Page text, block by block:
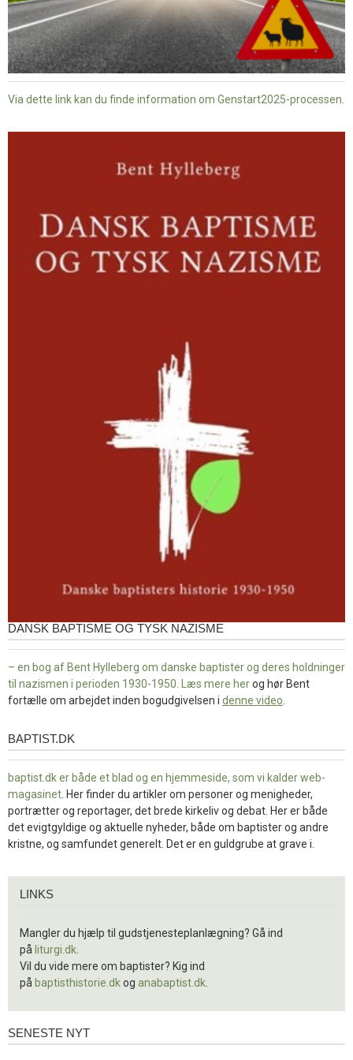
Via dette link kan du finde information om Genstart2025-processen.
DANSK BAPTISME OG TYSK NAZISME
– en bog af Bent Hylleberg om danske baptister og deres holdninger
til nazismen i perioden 1930-1950. Læs mere herog hør Bent
fortælle om arbejdet inden bogudgivelsen i denne video
baptist.dk
BAPTIST.DK
baptist.dk er både et blad og en hjemmeside, som vi kalder web-
magasinet . Her finder du artikler om personer og menigheder,
portrætter og reportager, det brede kirkeliv og debat. Her er både
det evigtgyldige og aktuelle nyheder, både om baptister og andre
kristne, og samfundet generelt. Det er en guldgrube at grave i.
LINKS
Mangler du hjælp til gudstjenesteplanlægning? Gå ind
på liturgi.dk
Vil du vide mere om baptister? Kig ind
på baptisthistorie.dkog anabaptist.dk
Seneste
SENESTE NYT